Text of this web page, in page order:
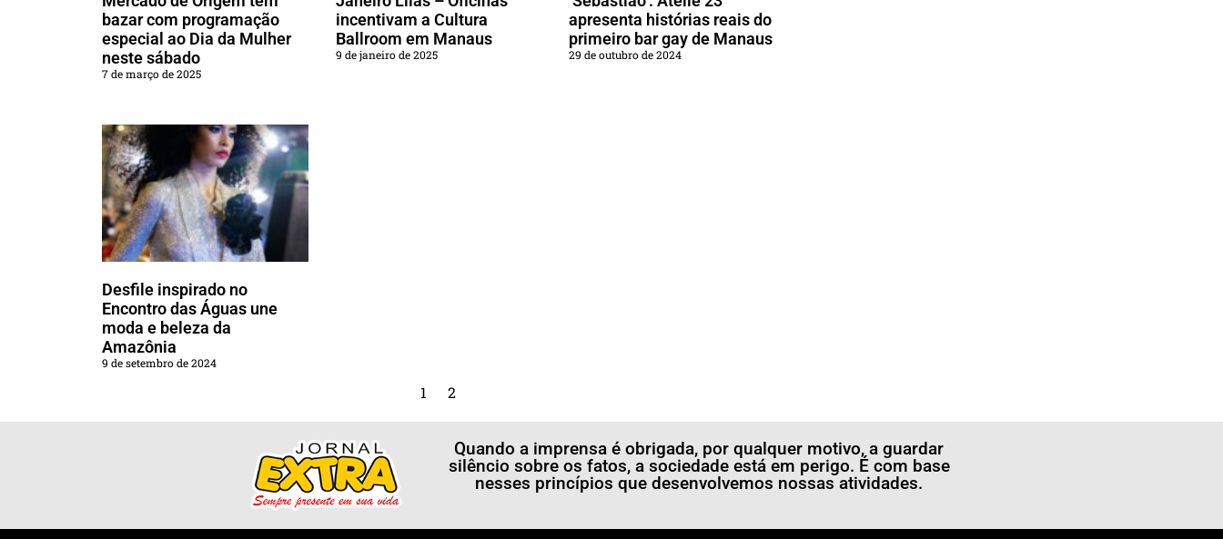
bazar com programação
especial ao Dia da Mulher
neste sábado
7 de março de 2025
incentivam a Cultura
Ballroom em Manaus
9 de janeiro de 2025
apresenta histórias reais do
primeiro bar gay de Manaus
29 de outubro de 2024
Desfile inspirado no
Encontro das Águas une
moda e beleza da
Amazônia
9 de setembro de 2024
1 2
Quando a imprensa é obrigada, por qualquer motivo, a guardar
silêncio sobre os fatos, a sociedade está em perigo. É com base
nesses princípios que desenvolvemos nossas atividades.